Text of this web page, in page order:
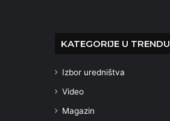
KATEGORIJE U TRENDU
Izbor uredništva
Video
Magazin